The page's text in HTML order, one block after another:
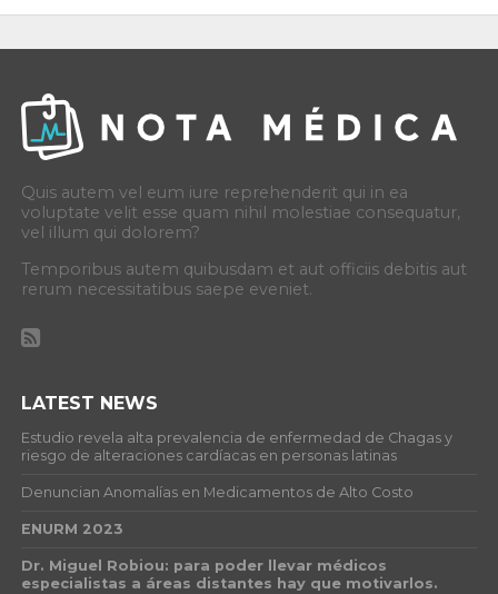
Quis autem vel eum iure reprehenderit qui in ea
voluptate velit esse quam nihil molestiae consequatur,
vel illum qui dolorem?
Temporibus autem quibusdam et aut officiis debitis aut
rerum necessitatibus saepe eveniet.
LATEST NEWS
Estudio revela alta prevalencia de enfermedad de Chagas y
riesgo de alteraciones cardíacas en personas latinas
Denuncian Anomalías en Medicamentos de Alto Costo
ENURM 2023
Dr. Miguel Robiou: para poder llevar médicos
especialistas a áreas distantes hay que motivarlos.